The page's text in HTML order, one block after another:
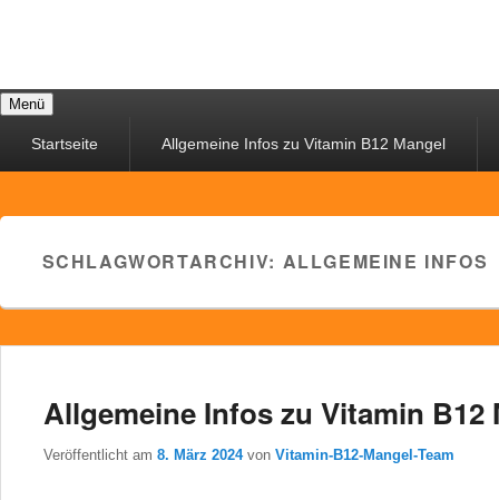
Menü
MenüStartseite Allgemeine Infos zu Vitamin B12 Mangel
SCHLAGWORTARCHIV: ALLGEMEINE INFOS
Allgemeine Infos zu Vitamin B12
Veröffentlicht am 8. März 2024 von Vitamin-B12-Mangel-Team